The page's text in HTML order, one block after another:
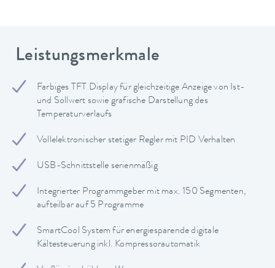
Leistungsmerkmale
Farbiges TFT Display für gleichzeitige Anzeige von Ist-
und Sollwert sowie grafische Darstellung des
Temperaturverlaufs
Vollelektronischer stetiger Regler mit PID Verhalten
USB-Schnittstelle serienmäßig
Integrierter Programmgeber mit max. 150 Segmenten,
aufteilbar auf 5 Programme
SmartCool System für energiesparende digitale
Kältesteuerung inkl. Kompressorautomatik